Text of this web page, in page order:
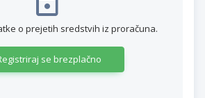
o prejetih sredstvih iz proračuna.
se brezplačno